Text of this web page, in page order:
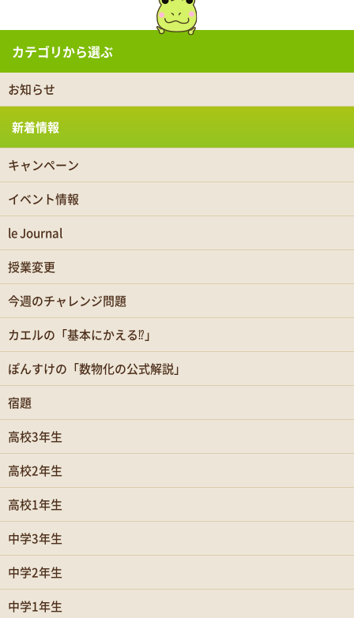
カテゴリから選ぶ
お知らせ
新着情報
キャンペーン
イベント情報
le Journal
授業変更
今週のチャレンジ問題
カエルの「基本にかえる⁉」
ぽんすけの「数物化の公式解説」
宿題
高校3年生
高校2年生
高校1年生
中学3年生
中学2年生
中学1年生